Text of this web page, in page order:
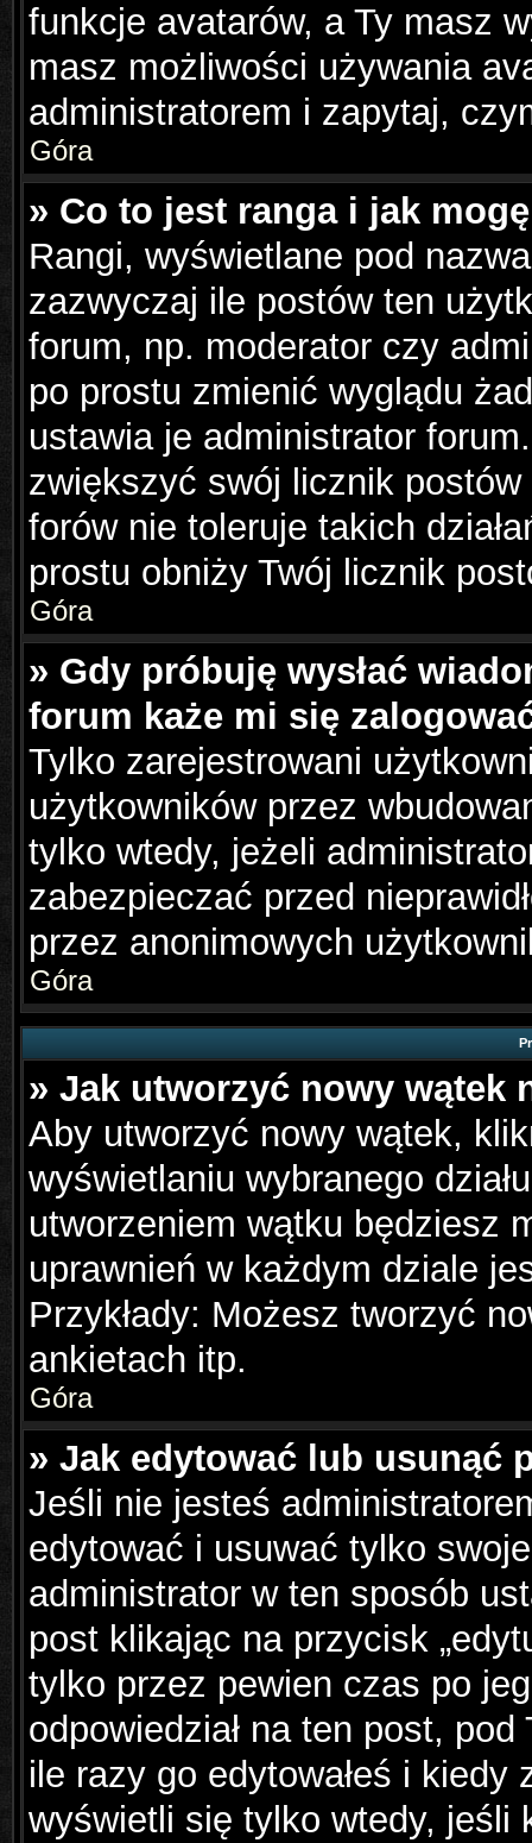
funkcje avatarów, a Ty masz
masz możliwości używania
administratorem i zapytaj,
Góra
» Co to jest ranga i jak
Rangi, wyświetlane pod
zazwyczaj ile postów ten
forum, np. moderator czy
po prostu zmienić wyglądu
ustawia je administrator
zwiększyć swój licznik
forów nie toleruje takich
prostu obniży Twój licznik
Góra
» Gdy próbuję wysłać
forum każe mi się
Tylko zarejestrowani
użytkowników przez
tylko wtedy, jeżeli
zabezpieczać przed
przez anonimowych
Góra
» Jak utworzyć nowy wątek
Aby utworzyć nowy wątek,
wyświetlaniu wybranego
utworzeniem wątku będziesz
uprawnień w każdym dziale
Przykłady: Możesz tworzyć
ankietach itp.
Góra
» Jak edytować lub usunąć
Jeśli nie jesteś
edytować i usuwać tylko
administrator w ten sposób
post klikając na przycisk
tylko przez pewien czas po
odpowiedział na ten post,
ile razy go edytowałeś i kiedy
wyświetli się tylko wtedy, jeśli